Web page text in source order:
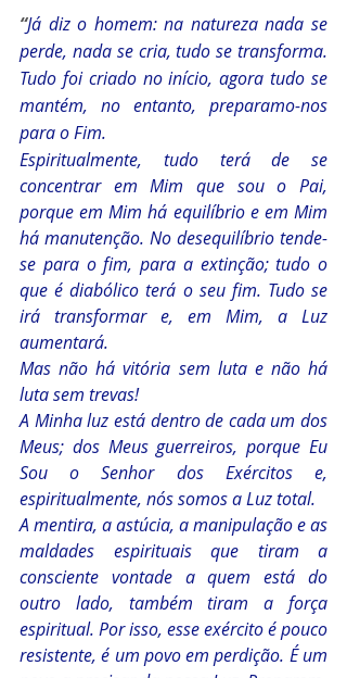
“Já diz o homem: na natureza nada se
perde, nada se cria, tudo se transforma.
Tudo foi criado no início, agora tudo se
mantém, no entanto, preparamo-nos
para o Fim.
Espiritualmente, tudo terá de se
concentrar em Mim que sou o Pai,
porque em Mim há equilíbrio e em Mim
há manutenção. No desequilíbrio tende-
se para o fim, para a extinção; tudo o
que é diabólico terá o seu fim. Tudo se
irá transformar e, em Mim, a Luz
aumentará.
Mas não há vitória sem luta e não há
luta sem trevas!
A Minha luz está dentro de cada um dos
Meus; dos Meus guerreiros, porque Eu
Sou o Senhor dos Exércitos e,
espiritualmente, nós somos a Luz total.
A mentira, a astúcia, a manipulação e as
maldades espirituais que tiram a
consciente vontade a quem está do
outro lado, também tiram a força
espiritual. Por isso, esse exército é pouco
resistente, é um povo em perdição. É um